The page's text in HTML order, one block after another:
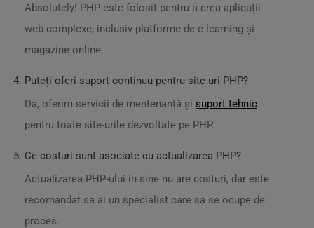
Absolutely! PHP este folosit pentru a crea aplicații
web complexe, inclusiv platforme de e-learning și
magazine online.
Puteți oferi suport continuu pentru site-uri PHP?
Da, oferim servicii de mentenanță și suport tehnic
pentru toate site-urile dezvoltate pe PHP.
Ce costuri sunt asociate cu actualizarea PHP?
Actualizarea PHP-ului in sine nu are costuri, dar este
recomandat sa ai un specialist care sa se ocupe de
proces.